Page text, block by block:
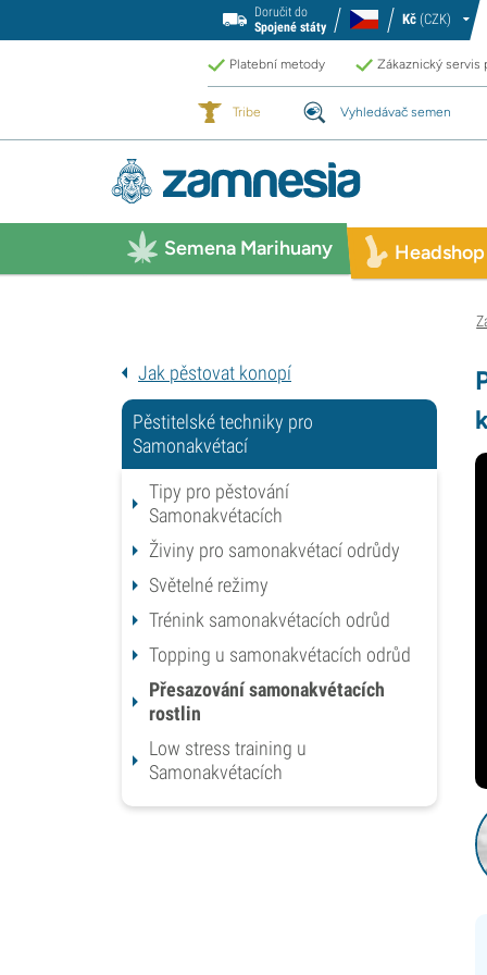
Doručit do
Spojené státy
Kč (CZK)
Platební metody Zákaznický servis
Tribe Vyhledávač semen
Semena Marihuany Headshop
Jak pěstovat konopí
Pěstitelské techniky pro
Samonakvétací
Tipy pro pěstování
Samonakvétacích
Živiny pro samonakvétací odrůdy
Světelné režimy
Trénink samonakvétacích odrůd
Topping u samonakvétacích odrůd
Přesazování samonakvétacích
rostlin
Low stress training u
Samonakvétacích